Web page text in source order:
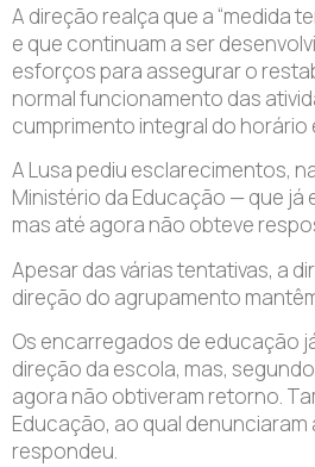
A direção realça que a “medida
e que continuam a ser
esforços para assegurar o
normal funcionamento das
cumprimento integral do horário
A Lusa pediu esclarecimentos,
Ministério da Educação — que já
mas até agora não obteve
Apesar das várias tentativas, a
direção do agrupamento
Os encarregados de educação
direção da escola, mas,
agora não obtiveram retorno.
Educação, ao qual denunciaram
respondeu.